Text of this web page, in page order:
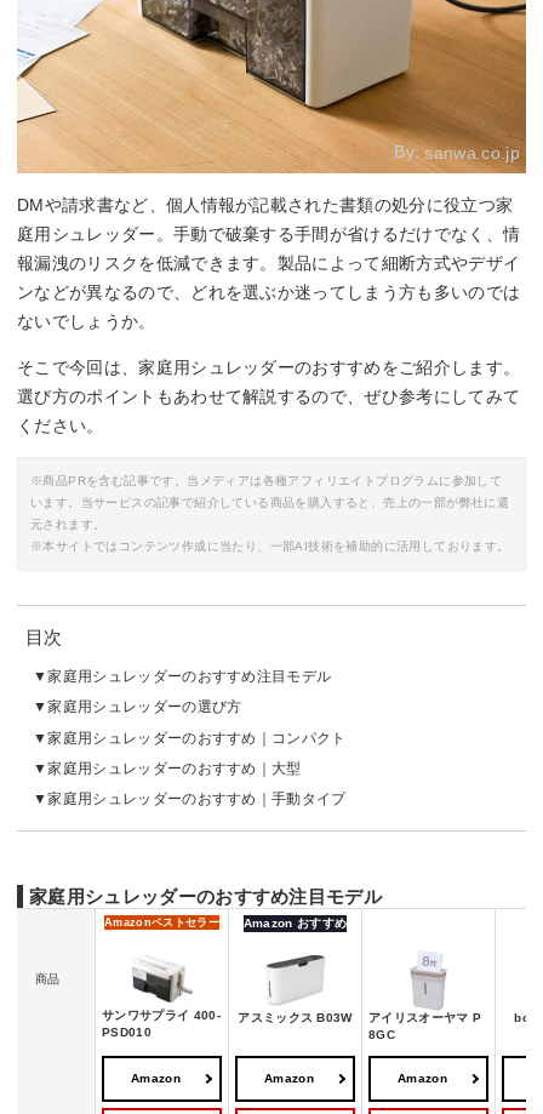
By:sanwa.co.jp
DMや請求書など、個人情報が記載された書類の処分に役立つ家
庭用シュレッダー。手動で破棄する手間が省けるだけでなく、情
報漏洩のリスクを低減できます。製品によって細断方式やデザイ
ンなどが異なるので、どれを選ぶか迷ってしまう方も多いのでは
ないでしょうか。
そこで今回は、家庭用シュレッダーのおすすめをご紹介します。
選び方のポイントもあわせて解説するので、ぜひ参考にしてみて
ください。
※商品PRを含む記事です。当メディアは各種アフィリエイトプログラムに参加して
います。当サービスの記事で紹介している商品を購入すると、売上の一部が弊社に還
元されます。
※本サイトではコンテンツ作成に当たり、一部AI技術を補助的に活用しております。
目次
家庭用シュレッダーのおすすめ注目モデル
家庭用シュレッダーの選び方
家庭用シュレッダーのおすすめ｜コンパクト
家庭用シュレッダーのおすすめ｜大型
家庭用シュレッダーのおすすめ｜手動タイプ
家庭用シュレッダーのおすすめ注目モデル
商品
Amazonベストセラー
サンワサプライ 400-
PSD010
Amazon おすすめ
アスミックス B03W
アイリスオーヤマ P
8GC
Amazon Amazon Amazon